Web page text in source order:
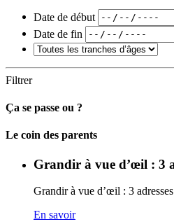
Date de début
Date de fin
Filtrer
Ça se passe ou ?
Carto
Le coin des parents
Grandir à vue d’œil : 3
Grandir à vue d’œil : 3
En savoir